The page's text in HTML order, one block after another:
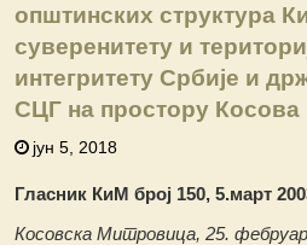
општинских структура
суверенитету и
интегритету Србије и
СЦГ на простору Косова
јун 5, 2018
Гласник КиМ број 150, 5.март
Косовска Митровица, 25.